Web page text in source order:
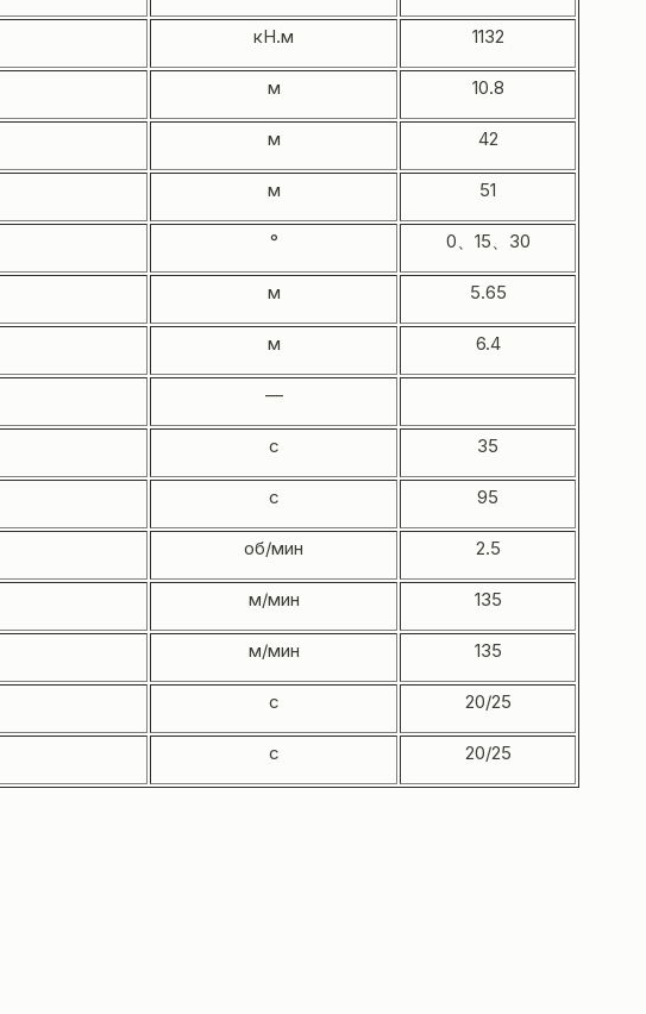
кН.м 1132
м 10.8
м 42
м 51
° 0、15、30
м 5.65
м 6.4
—
с 35
с 95
об/мин 2.5
м/мин 135
м/мин 135
с 20/25
с 20/25